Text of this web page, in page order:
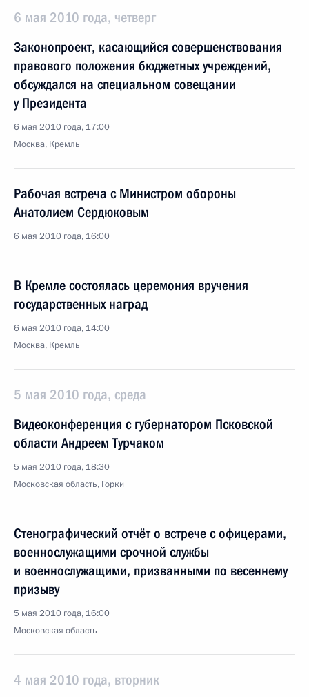
6 мая 2010 года, четверг
Законопроект, касающийся совершенствования
правового положения бюджетных учреждений,
обсуждался на специальном совещании
у Президента
6 мая 2010 года, 17:00
Москва, Кремль
Рабочая встреча с Министром обороны
Анатолием Сердюковым
6 мая 2010 года, 16:00
В Кремле состоялась церемония вручения
государственных наград
6 мая 2010 года, 14:00
Москва, Кремль
5 мая 2010 года, среда
Видеоконференция с губернатором Псковской
области Андреем Турчаком
5 мая 2010 года, 18:30
Московская область, Горки
Стенографический отчёт о встрече с офицерами,
военнослужащими срочной службы
и военнослужащими, призванными по весеннему
призыву
5 мая 2010 года, 16:00
Московская область
4 мая 2010 года, вторник